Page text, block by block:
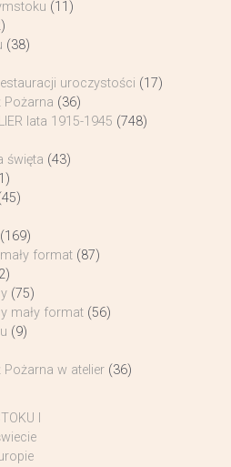
(11)
(38)
uroczystości (17)
Pożarna (36)
lata 1915-1945 (748)
święta (43)
(169)
format (87)
(75)
mały format (56)
(9)
w atelier (36)
I